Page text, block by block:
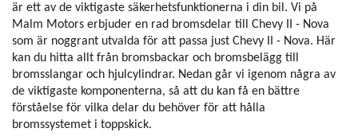
är ett av de viktigaste säkerhetsfunktionerna i din bil. Vi på
Malm Motors erbjuder en rad bromsdelar till Chevy II - Nova
som är noggrant utvalda för att passa just Chevy II - Nova. Här
kan du hitta allt från bromsbackar och bromsbelägg till
bromsslangar och hjulcylindrar. Nedan går vi igenom några av
de viktigaste komponenterna, så att du kan få en bättre
förståelse för vilka delar du behöver för att hålla
bromssystemet i toppskick.